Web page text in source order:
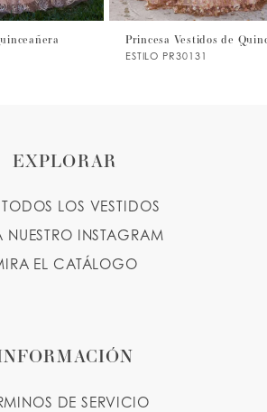
Princesa Vestidos de
ESTILO PR30131
EXPLORAR
LOS VESTIDOS
NUESTRO INSTAGRAM
EL CATÁLOGO
DE SERVICIO